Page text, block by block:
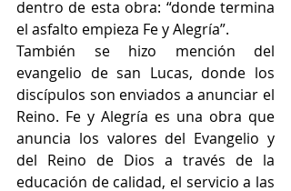
dentro de esta obra: “donde termina
el asfalto empieza Fe y Alegría”.
También se hizo mención del
evangelio de san Lucas, donde los
discípulos son enviados a anunciar el
Reino. Fe y Alegría es una obra que
anuncia los valores del Evangelio y
del Reino de Dios a través de la
educación de calidad, el servicio a las